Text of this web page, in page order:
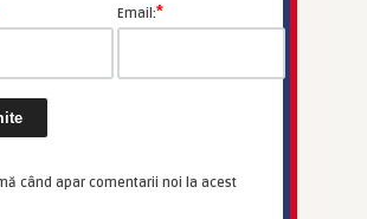
Email:*
când apar comentarii noi la acest